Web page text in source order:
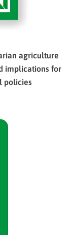
agriculture
implications for
policies